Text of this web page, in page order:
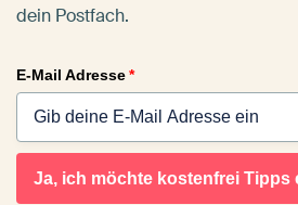
dein Postfach.
E-Mail Adresse*
Ja, ich möchte kostenfrei Tipps